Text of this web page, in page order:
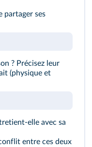
partager ses
? Précisez leur
(physique et
elle avec sa
entre ces deux